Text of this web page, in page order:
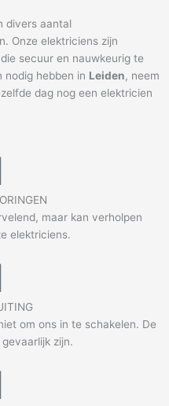
divers aantal
Onze elektriciens zijn
secuur en nauwkeurig te
nodig hebben in Leiden, neem
dag nog een elektricien
maar kan verholpen
elektriciens.
om ons in te schakelen. De
zijn.